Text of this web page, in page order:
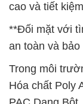
cao và tiết
**Đối mặt với
an toàn và
Trong môi
Hóa chất Poly